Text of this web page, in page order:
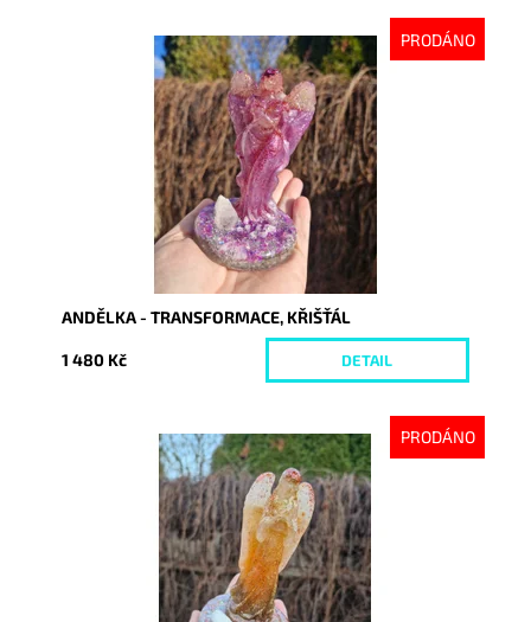
PRODÁNO
Vyprodáno
10516
ANDĚLKA - TRANSFORMACE, KŘIŠŤÁL
1 480 Kč DETAIL
PRODÁNO
Vyprodáno
10506